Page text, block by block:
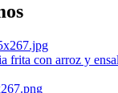
frita con arroz y